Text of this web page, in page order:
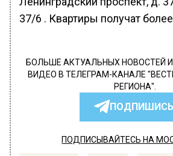
37/6 . Квартиры получат
БОЛЬШЕ АКТУАЛЬНЫХ НОВОСТЕЙ
ВИДЕО В ТЕЛЕГРАМ-КАНАЛЕ
РЕГИОНА".
ПОДПИСЫВАЙТЕСЬ НА